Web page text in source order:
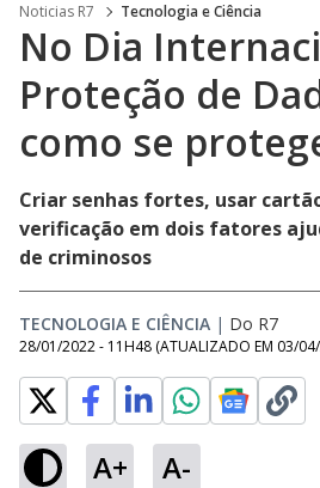
Noticias R7 Tecnologia e Ciência
No Dia
Proteção de
como se
Criar senhas fortes, usar
verificação em dois fatores
de criminosos
TECNOLOGIA E CIÊNCIA | Do R7
28/01/2022 - 11H48 (ATUALIZADO EM 03/
A+ A-